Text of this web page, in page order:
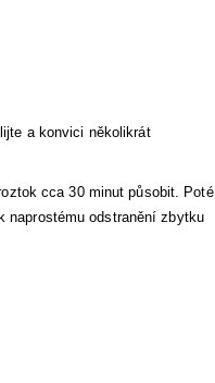
a konvici několikrát
cca 30 minut působit. Poté
naprostému odstranění zbytku